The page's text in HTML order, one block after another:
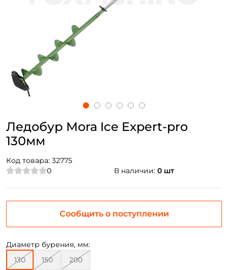
Ледобур Mora Ice Expert-pro
130мм
Код товара: 32775
0
В наличии: 0 шт
Диаметр бурения, мм:
130
150
200
Сообщить о поступлении